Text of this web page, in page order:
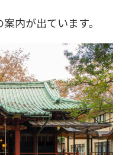
内が出ています。